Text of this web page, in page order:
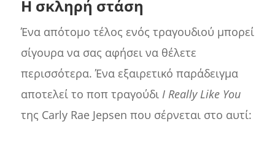
Η σκληρή στάση
Ένα απότομο τέλος ενός τραγουδιού μπορεί
σίγουρα να σας αφήσει να θέλετε
περισσότερα. Ένα εξαιρετικό παράδειγμα
αποτελεί το ποπ τραγούδι I Really Like You
της Carly Rae Jepsen που σέρνεται στο αυτί: